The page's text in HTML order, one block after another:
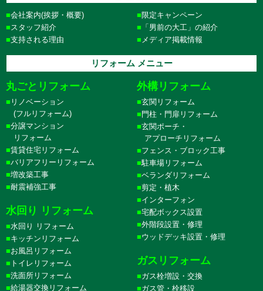
会社案内(挨拶・概要)
スタッフ紹介
支持される理由
限定キャンペーン
「男前の大工」の紹介
メディア掲載情報
リフォーム メニュー
丸ごとリフォーム
リノベーション
(フルリフォーム)
分譲マンション
リフォーム
賃貸住宅リフォーム
バリアフリーリフォーム
増改築工事
耐震補強工事
水回り リフォーム
水回り リフォーム
キッチンリフォーム
お風呂リフォーム
トイレリフォーム
洗面所リフォーム
給湯器交換リフォーム
外構リフォーム
玄関リフォーム
門柱・門扉リフォーム
玄関ポーチ・
アプローチリフォーム
フェンス・ブロック工事
駐車場リフォーム
ベランダリフォーム
剪定・植木
インターフォン
宅配ボックス設置
外階段設置・修理
ウッドデッキ設置・修理
ガスリフォーム
ガス栓増設・交換
ガス管・栓移設